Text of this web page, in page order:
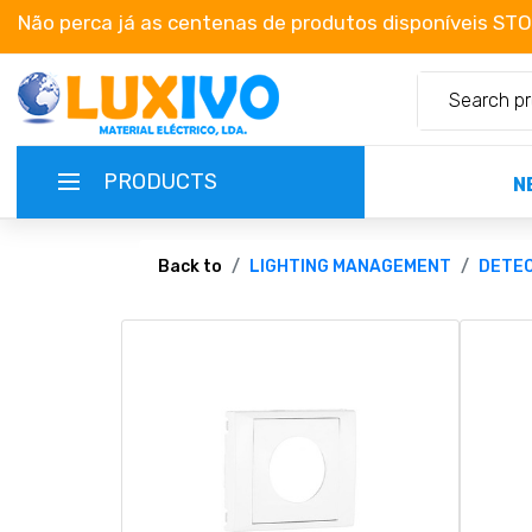
Não perca já as centenas de produtos disponíveis
PRODUCTS
NEW-PRODUCTS
TERMS OF SERVICE
Back to LIGHTING MANAGEMENT